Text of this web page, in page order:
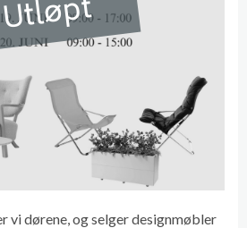
Utløpt
vi dørene, og selger designmøbler